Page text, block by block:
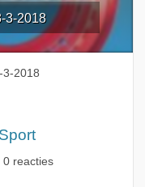
3-2018
3-2018
0 reacties